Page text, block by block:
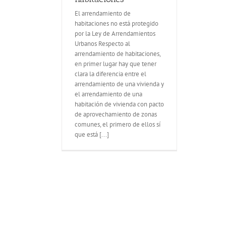
El arrendamiento de
habitaciones no está protegido
por la Ley de Arrendamientos
Urbanos Respecto al
arrendamiento de habitaciones,
en primer lugar hay que tener
clara la diferencia entre el
arrendamiento de una vivienda y
el arrendamiento de una
habitación de vivienda con pacto
de aprovechamiento de zonas
comunes, el primero de ellos sí
que está [...]